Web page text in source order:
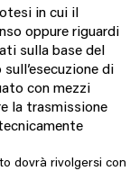
in cui il
oppure riguardi
sulla base del
di
con mezzi
la trasmissione
dovrà rivolgersi con